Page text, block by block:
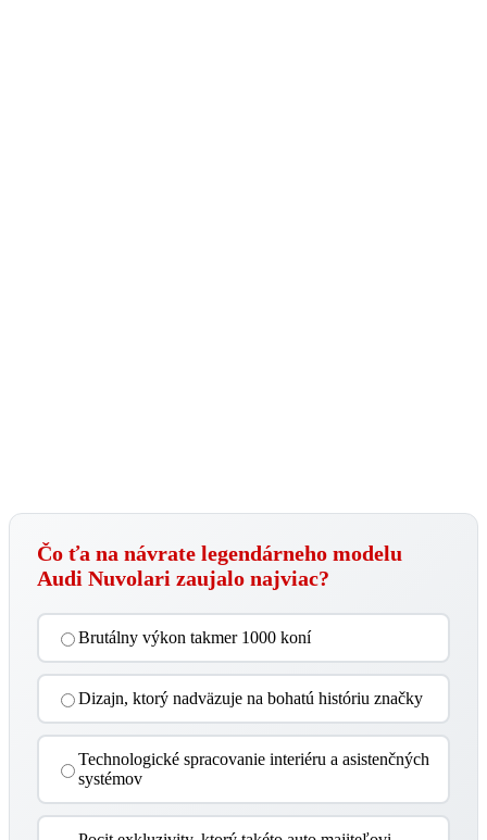
Čo ťa na návrate legendárneho modelu
Audi Nuvolari zaujalo najviac?
Brutálny výkon takmer 1000 koní
Dizajn, ktorý nadväzuje na bohatú históriu značky
Technologické spracovanie interiéru a asistenčných
systémov